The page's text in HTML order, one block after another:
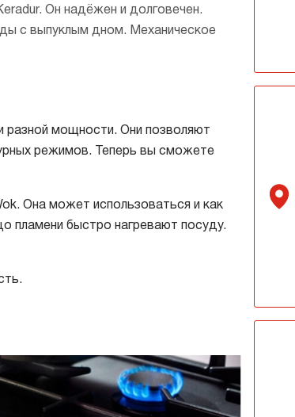
Он надёжен и долговечен.
с выпуклым дном. Механическое
разной мощности. Они позволяют
режимов. Теперь вы сможете
Она может использоваться и как
пламени быстро нагревают посуду.